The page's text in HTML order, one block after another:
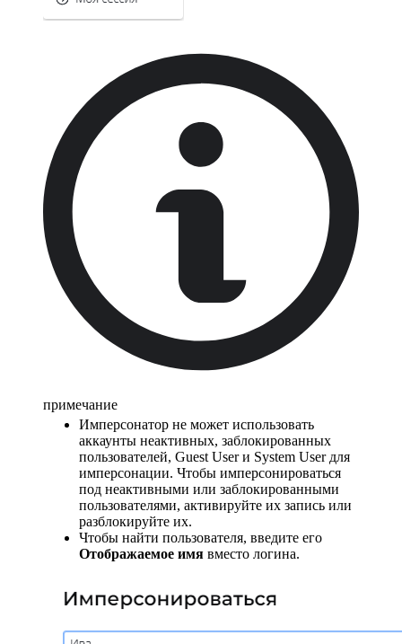
примечание
Имперсонатор не может использовать
аккаунты неактивных, заблокированных
пользователей, Guest User и System User для
имперсонации. Чтобы имперсонироваться
под неактивными или заблокированными
пользователями, активируйте их запись или
разблокируйте их.
Чтобы найти пользователя, введите его
Отображаемое имя вместо логина.